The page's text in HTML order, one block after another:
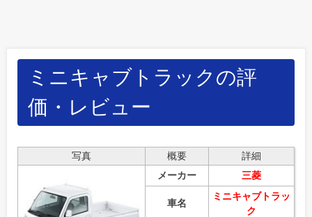
ミニキャブトラックの評
価・レビュー
写真 概要
詳細
メーカー
三菱
車名
ミニキャブトラッ
ク